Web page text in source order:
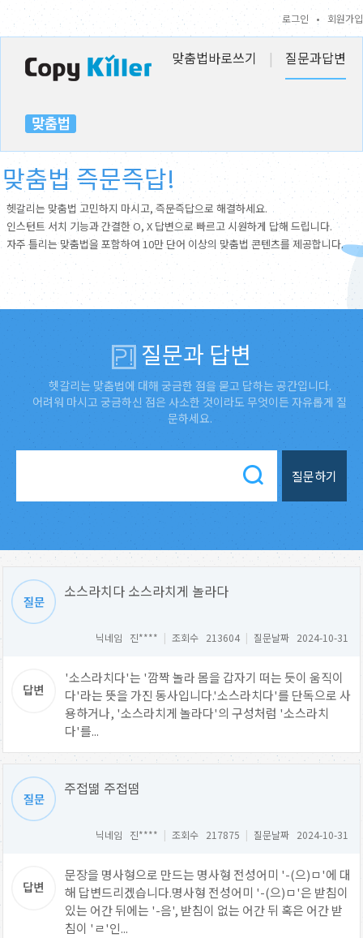
로그인 • 회원가입
맞춤법바로쓰기 | 질문과답변
맞춤법 즉문즉답!
헷갈리는 맞춤법 고민하지 마시고, 즉문즉답으로 해결하세요.
인스턴트 서치 기능과 간결한 O, X 답변으로 빠르고 시원하게 답해 드립니다.
자주 틀리는 맞춤법을 포함하여 10만 단어 이상의 맞춤법 콘텐츠를 제공합니다.
질문과 답변
헷갈리는 맞춤법에 대해 궁금한 점을 묻고 답하는 공간입니다.
어려워 마시고 궁금하신 점은 사소한 것이라도 무엇이든 자유롭게 질
문하세요.
질문하기
소스라치다 소스라치게 놀라다
닉네임 진**** | 조회수 213604 | 질문날짜 2024-10-31
'소스라치다'는 '깜짝 놀라 몸을 갑자기 떠는 듯이 움직이
다'라는 뜻을 가진 동사입니다.'소스라치다'를 단독으로 사
용하거나, '소스라치게 놀라다'의 구성처럼 '소스라치
다'를...
주접떪 주접떰
닉네임 진**** | 조회수 217875 | 질문날짜 2024-10-31
문장을 명사형으로 만드는 명사형 전성어미 '-(으)ㅁ'에 대
해 답변드리겠습니다.명사형 전성어미 '-(으)ㅁ'은 받침이
있는 어간 뒤에는 '-음', 받침이 없는 어간 뒤 혹은 어간 받
침이 'ㄹ'인...